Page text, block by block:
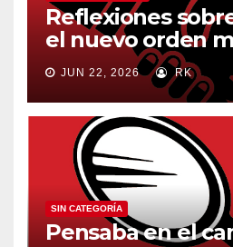
Reflexiones
el nuevo orden
JUN 22, 2026 RK
SIN CATEGORÍA
Pensaba en el